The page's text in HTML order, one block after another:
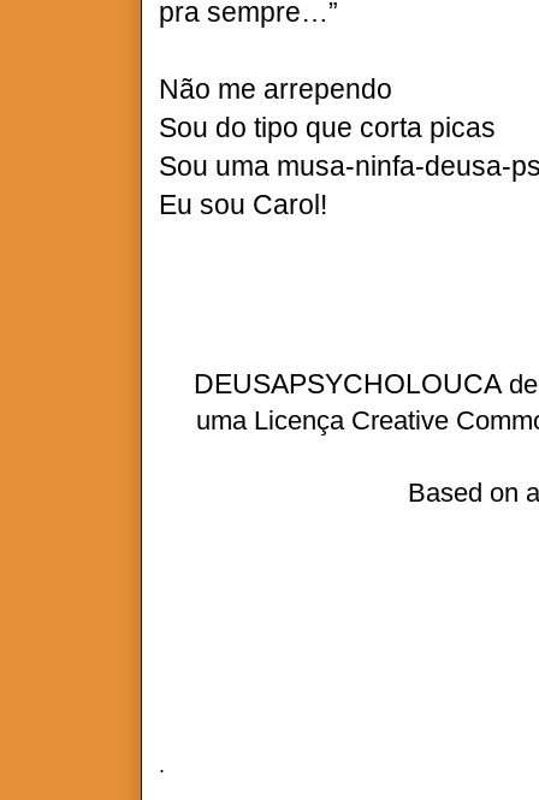
pra sempre…”
Não me arrependo
Sou do tipo que corta picas
Sou uma musa-ninfa-deusa-
Eu sou Carol!
DEUSAPSYCHOLOUCA
uma Licença Creative
Based on
.